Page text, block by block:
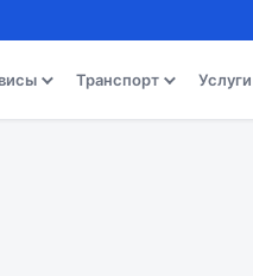
Транспорт Услуги